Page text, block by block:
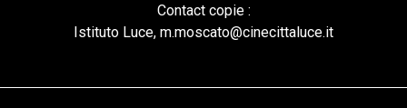
Contact copie :
Istituto Luce, m.moscato@cinecittaluce.it